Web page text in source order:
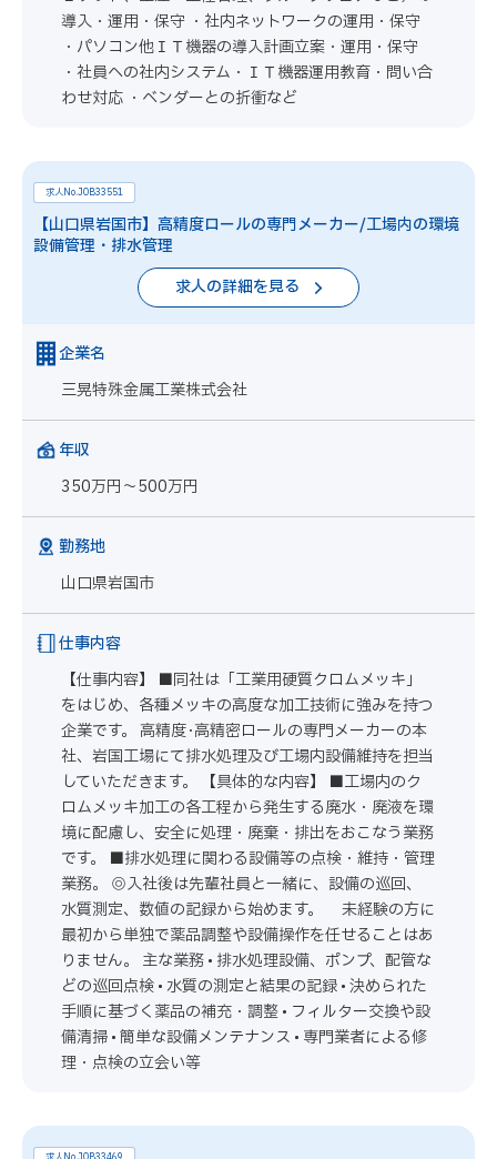
導入・運用・保守 ・社内ネットワークの運用・保守
・パソコン他ＩＴ機器の導入計画立案・運用・保守
・社員への社内システム・ＩＴ機器運用教育・問い合
わせ対応 ・ベンダーとの折衝など
求人No.JOB33551
【山口県岩国市】高精度ロールの専門メーカー/工場内の環境
設備管理・排水管理
求人の詳細を見る
企業名
三晃特殊金属工業株式会社
年収
350万円～500万円
勤務地
山口県岩国市
仕事内容
【仕事内容】 ■同社は「工業用硬質クロムメッキ」
をはじめ、各種メッキの高度な加工技術に強みを持つ
企業です。 高精度･高精密ロールの専門メーカーの本
社、岩国工場にて排水処理及び工場内設備維持を担当
していただきます。 【具体的な内容】 ■工場内のク
ロムメッキ加工の各工程から発生する廃水・廃液を環
境に配慮し、安全に処理・廃棄・排出をおこなう業務
です。 ■排水処理に関わる設備等の点検・維持・管理
業務。 ◎入社後は先輩社員と一緒に、設備の巡回、
水質測定、数値の記録から始めます。 未経験の方に
最初から単独で薬品調整や設備操作を任せることはあ
りません。 主な業務 • 排水処理設備、ポンプ、配管な
どの巡回点検 • 水質の測定と結果の記録 • 決められた
手順に基づく薬品の補充・調整 • フィルター交換や設
備清掃 • 簡単な設備メンテナンス • 専門業者による修
理・点検の立会い等